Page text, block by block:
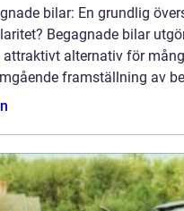
bilar: En grundlig
Begagnade bilar
attraktivt alternativ för
framställning av